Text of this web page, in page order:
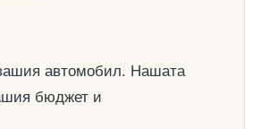
автомобил. Нашата
бюджет и